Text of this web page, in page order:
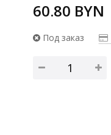
60.80 BYN
Под заказ